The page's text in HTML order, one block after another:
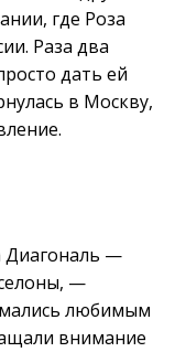
где Роза
Раза два
дать ей
в Москву,
Диагональ —
—
любимым
внимание